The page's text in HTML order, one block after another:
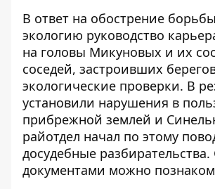
В ответ на обострение
экологию руководство
на головы Микуновых и их
соседей, застроивших
экологические проверки. В
установили нарушения в
прибрежной землей и
райотдел начал по этому
досудебные разбирательства.
документами можно